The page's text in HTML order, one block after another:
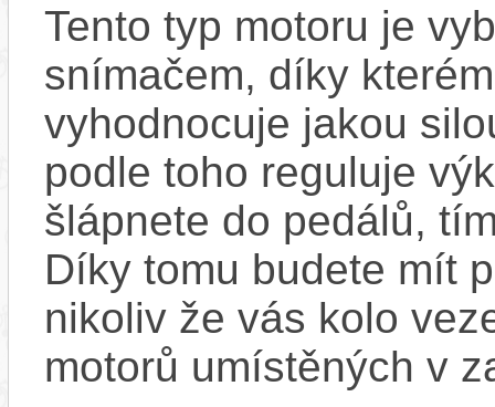
Tento typ motoru je
snímačem, díky
vyhodnocuje jakou
podle toho reguluje
šlápnete do pedálů,
Díky tomu budete mít
nikoliv že vás kolo
motorů umístěných v